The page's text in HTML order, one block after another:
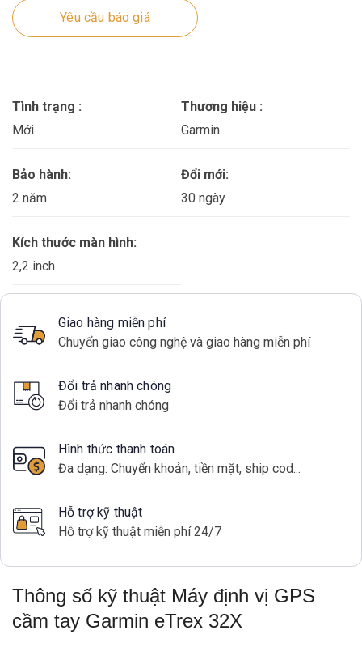
Yêu cầu báo giá
Tình trạng :
Mới
Thương hiệu :
Garmin
Bảo hành:
2 năm
Đổi mới:
30 ngày
Kích thước màn hình:
2,2 inch
Giao hàng miễn phí
Chuyển giao công nghệ và giao hàng miễn phí
Đổi trả nhanh chóng
Đổi trả nhanh chóng
Hình thức thanh toán
Đa dạng: Chuyển khoản, tiền mặt, ship cod...
Hỗ trợ kỹ thuật
Hỗ trợ kỹ thuật miễn phí 24/7
Thông số kỹ thuật Máy định vị GPS
cầm tay Garmin eTrex 32X